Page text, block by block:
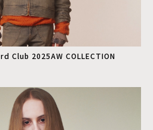
Club 2025AW COLLECTION